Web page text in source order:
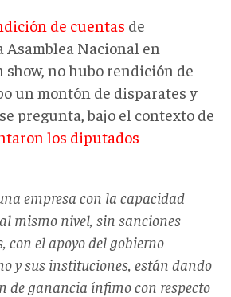
de cuentas de
Asamblea Nacional en
show, no hubo rendición de
un montón de disparates y
pregunta, bajo el contexto de
los diputados
empresa con la capacidad
mismo nivel, sin sanciones
con el apoyo del gobierno
y sus instituciones, están dando
de ganancia ínfimo con respecto